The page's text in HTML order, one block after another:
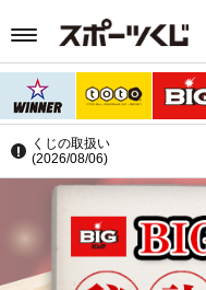
くじの取扱い
(2026/08/06)